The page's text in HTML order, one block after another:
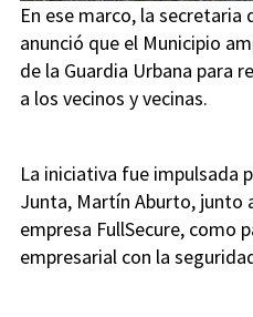
En ese marco, la secretaria
anunció que el Municipio
de la Guardia Urbana para
a los vecinos y vecinas.
La iniciativa fue impulsada
Junta, Martín Aburto, junto
empresa FullSecure, como
empresarial con la